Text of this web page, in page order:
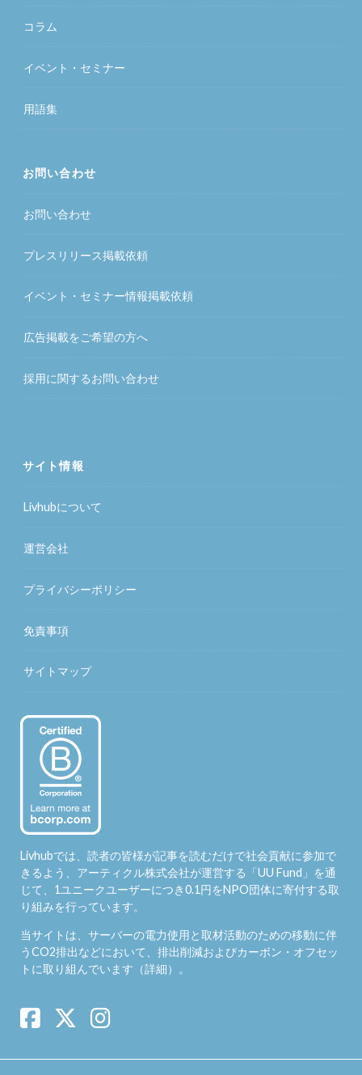
コラム
イベント・セミナー
用語集
お問い合わせ
お問い合わせ
プレスリリース掲載依頼
イベント・セミナー情報掲載依頼
広告掲載をご希望の方へ
採用に関するお問い合わせ
サイト情報
Livhubについて
運営会社
プライバシーポリシー
免責事項
サイトマップ
Livhubでは、読者の皆様が記事を読むだけで社会貢献に参加で
きるよう、アーティクル株式会社が運営する「UU Fund 」を通
じて、1ユニークユーザーにつき0.1円をNPO団体に寄付する取
り組みを行っています。
当サイトは、サーバーの電力使用と取材活動のための移動に伴
うCO2排出などにおいて、排出削減およびカーボン・オフセッ
トに取り組んでいます（詳細）。